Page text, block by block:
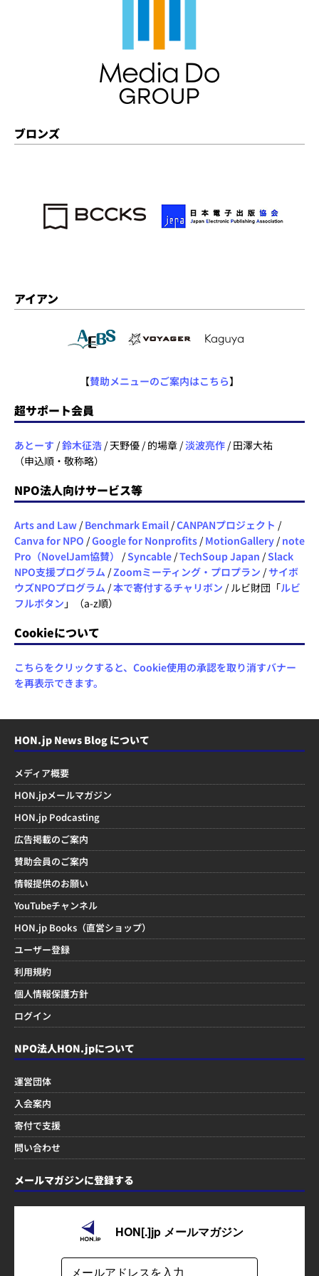
ブロンズ
アイアン
【賛助メニューのご案内はこちら】
超サポート会員
あとーす /鈴木征浩 / 天野優 / 的場章 /淡波亮作 / 田澤大祐
（申込順・敬称略）
NPO法人向けサービス等
Arts and Law / Benchmark Email /CANPANプロジェクト /
Canva for NPO /Google for Nonprofits / MotionGallery / note
Pro（NovelJam協賛）
/Syncable /TechSoup Japan /Slack
NPO支援プログラム /Zoomミーティング・プロプラン /サイボ
ウズNPOプログラム /本で寄付するチャリボン / ルビ財団「ルビ
フルボタン 」（a-z順）
Cookieについて
こちらをクリックすると、Cookie使用の承認を取り消すバナー
を再表示できます。
HON.jp News Blog について
メディア概要
HON.jpメールマガジン
HON.jp Podcasting
広告掲載のご案内
賛助会員のご案内
情報提供のお願い
YouTubeチャンネル
HON.jp Books（直営ショップ）
ユーザー登録
利用規約
個人情報保護方針
ログイン
NPO法人HON.jpについて
運営団体
入会案内
寄付で支援
問い合わせ
メールマガジンに登録する